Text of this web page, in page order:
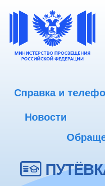
Справка и
Новости